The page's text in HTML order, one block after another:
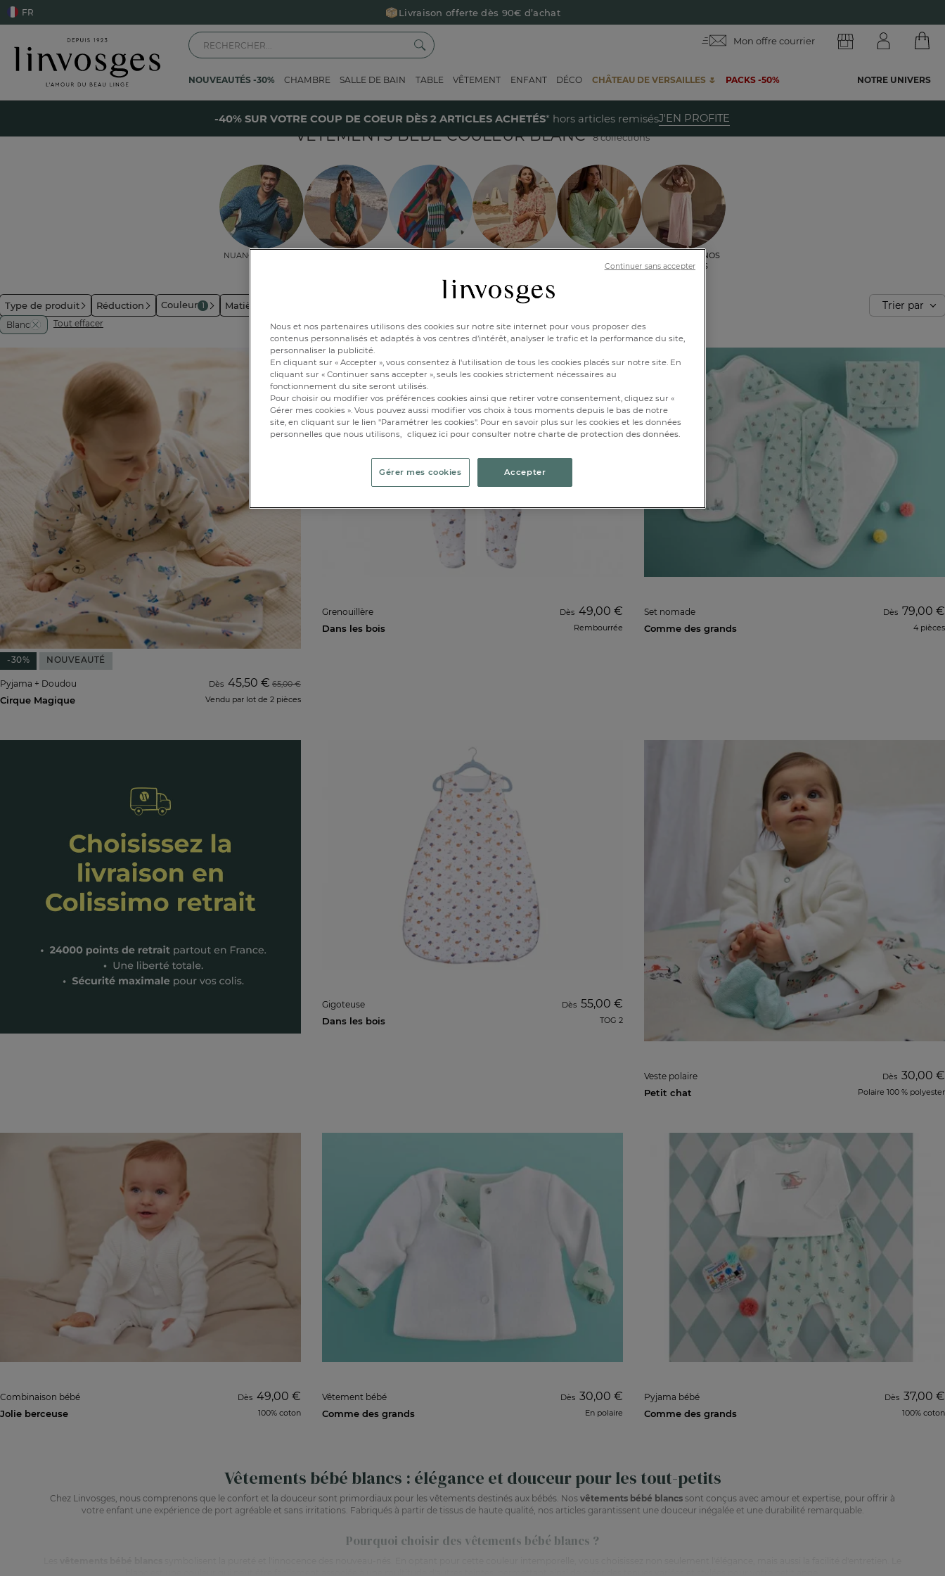
Livraison offerte dès 90€ d’achat
Retour offert avec Colissimo* !
Payez en 3x ou 4x sans frais avec Alma
Le parrainage Linvosges : offrez 15€, recevez 15€ ! Je découvre
-40% sur votre coup de coeur dès 2 articles achetés !
FR
Mon offre courrier
NOUVEAUTÉS -30% CHAMBRE SALLE DE BAIN TABLE VÊTEMENT ENFANT DÉCO CHÂTEAU DE VERSAILLES 🌷 PACKS -50% NOTRE UNIVERS
-40% SUR VOTRE COUP DE COEUR DÈS 2 ARTICLES ACHETÉS* hors articles remisésJ'EN PROFITE
VÊTEMENTS BÉBÉ COULEUR BLANC 8 collections
Nuances de bleu Sous le ciel des Escapade en bord Ciutadella : l’art Cap sur
l’Atlantique
Voir toutes nos
ambiances
Type de produit Réduction Couleur 1 Matière Trier par
Blanc Tout effacer
-30% NOUVEAUTÉ
Pyjama + Doudou
Cirque Magique
Dès 45,50 € 65,00 €
Vendu par lot de 2 pièces
Grenouillère
Dans les bois
Dès 49,00 €
Rembourrée
Set nomade
Comme des grands
Dès 79,00 €
4 pièces
Gigoteuse
Dans les bois
Dès 55,00 €
TOG 2
Veste polaire
Petit chat
Dès 30,00 €
Polaire 100 % polyester
Combinaison bébé
Jolie berceuse
Dès 49,00 €
100% coton
Vêtement bébé
Comme des grands
Dès 30,00 €
En polaire
Pyjama bébé
Comme des grands
Dès 37,00 €
100% coton
Vêtements bébé blancs : élégance et douceur pour les tout-petits
Chez Linvosges, nous comprenons que le confort et la douceur sont primordiaux pour les vêtements destinés aux bébés. Nos vêtements bébé blancs sont conçus avec amour et expertise, pour offrir à
votre enfant une expérience de port agréable et sans irritations. Fabriqués à partir de tissus de haute qualité, nos articles garantissent une douceur inégalée et une durabilité remarquable.
Pourquoi choisir des vêtements bébé blancs ?
Nous et nos partenaires utilisons des cookies sur notre site internet pour vous proposer des
contenus personnalisés et adaptés à vos centres d’intérêt, analyser le trafic et la performance du site,
personnaliser la publicité.
En cliquant sur « Accepter », vous consentez à l'utilisation de tous les cookies placés sur notre site. En
cliquant sur « Continuer sans accepter », seuls les cookies strictement nécessaires au
fonctionnement du site seront utilisés.
Pour choisir ou modifier vos préférences cookies ainsi que retirer votre consentement, cliquez sur «
Gérer mes cookies ». Vous pouvez aussi modifier vos choix à tous moments depuis le bas de notre
site, en cliquant sur le lien "Paramétrer les cookies". Pour en savoir plus sur les cookies et les données
personnelles que nous utilisons,
cliquez ici pour consulter notre charte de protection des données.
Gérer mes cookies Accepter
Continuer sans accepter